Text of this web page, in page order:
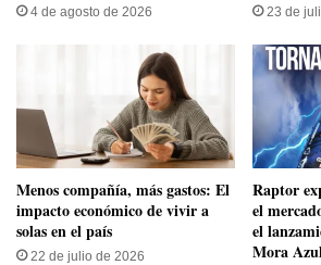
4 de agosto de 2026 23 de
Menos compañía, más gastos: El
impacto económico de vivir a
solas en el país
22 de julio de 2026
Raptor
el
el
Mora